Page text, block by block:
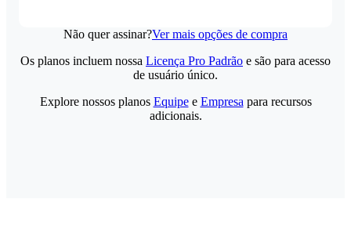
Não quer assinar?Ver mais opções de compra
Os planos incluem nossa Licença Pro Padrão e são para acesso
de usuário único.
Explore nossos planos Equipee Empresa para recursos
adicionais.